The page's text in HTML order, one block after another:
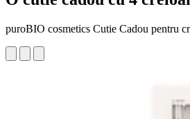
puroBIO cosmetics Cutie Cadou pentru